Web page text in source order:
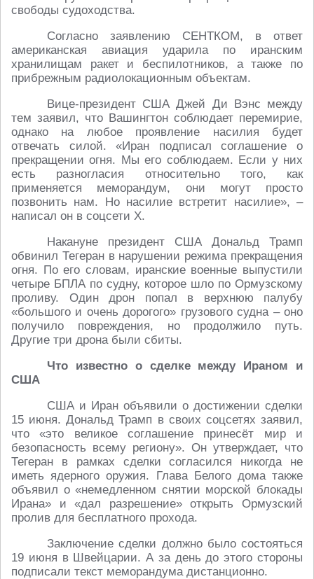
свободы судоходства.
Согласно заявлению СЕНТКОМ, в ответ
американская авиация ударила по иранским
хранилищам ракет и беспилотников, а также по
прибрежным радиолокационным объектам.
Вице-президент США Джей Ди Вэнс между
тем заявил, что Вашингтон соблюдает перемирие,
однако на любое проявление насилия будет
отвечать силой. «Иран подписал соглашение о
прекращении огня. Мы его соблюдаем. Если у них
есть разногласия относительно того, как
применяется меморандум, они могут просто
позвонить нам. Но насилие встретит насилие», –
написал он в соцсети X.
Накануне президент США Дональд Трамп
обвинил Тегеран в нарушении режима прекращения
огня. По его словам, иранские военные выпустили
четыре БПЛА по судну, которое шло по Ормузскому
проливу. Один дрон попал в верхнюю палубу
«большого и очень дорогого» грузового судна – оно
получило повреждения, но продолжило путь.
Другие три дрона были сбиты.
Что известно о сделке между Ираном и
США
США и Иран объявили о достижении сделки
15 июня. Дональд Трамп в своих соцсетях заявил,
что «это великое соглашение принесёт мир и
безопасность всему региону». Он утверждает, что
Тегеран в рамках сделки согласился никогда не
иметь ядерного оружия. Глава Белого дома также
объявил о «немедленном снятии морской блокады
Ирана» и «дал разрешение» открыть Ормузский
пролив для бесплатного прохода.
Заключение сделки должно было состояться
19 июня в Швейцарии. А за день до этого стороны
подписали текст меморандума дистанционно.